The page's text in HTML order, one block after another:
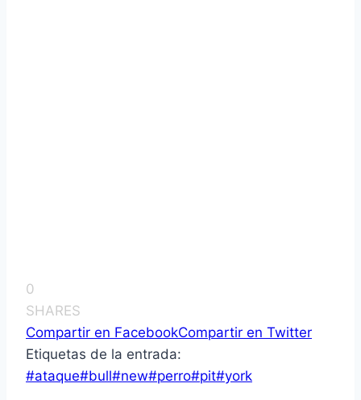
0
SHARES
Compartir en FacebookCompartir en Twitter
Etiquetas de la entrada:
#ataque#bull#new#perro#pit#york